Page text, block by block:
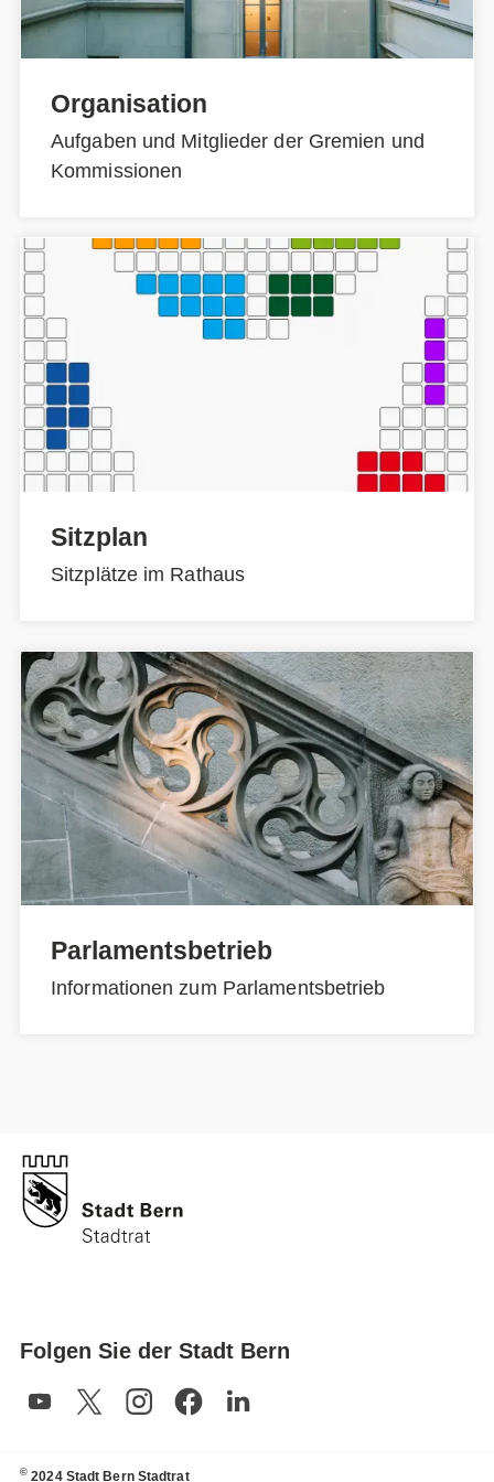
Organisation
Aufgaben und Mitglieder der Gremien und
Kommissionen
Sitzplan
Sitzplätze im Rathaus
Parlamentsbetrieb
Informationen zum Parlamentsbetrieb
Folgen Sie der Stadt Bern
© 2024 Stadt Bern Stadtrat